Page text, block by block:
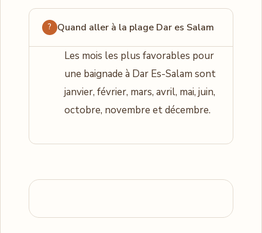
Quand aller à la plage Dar es Salam
Les mois les plus favorables pour
une baignade à Dar Es-Salam sont
janvier, février, mars, avril, mai, juin,
octobre, novembre et décembre.